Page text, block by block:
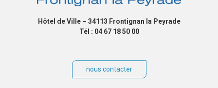
Hôtel de Ville – 34113 Frontignan la Peyrade
Tél : 04 67 18 50 00
nous contacter